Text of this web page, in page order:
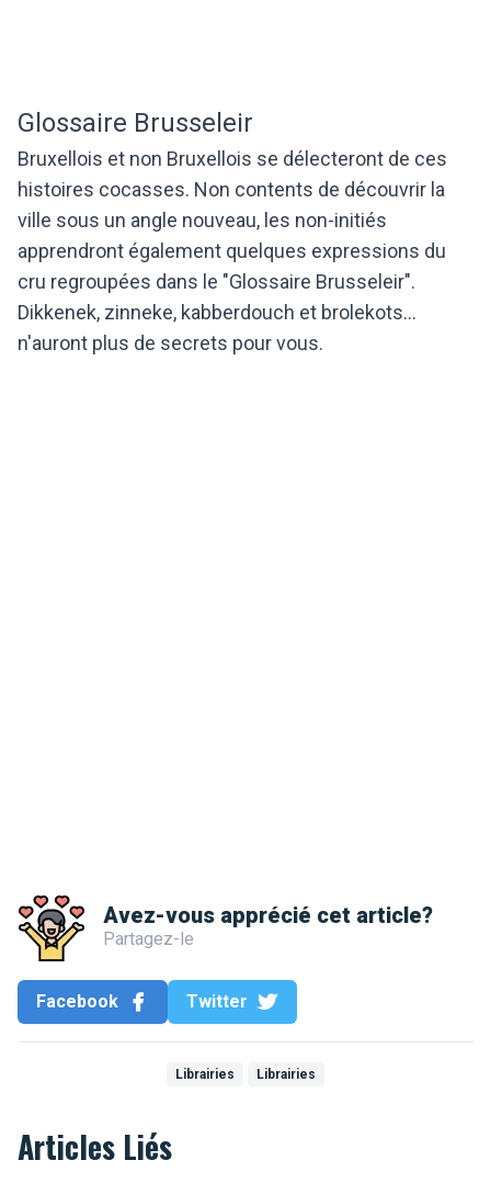
Glossaire Brusseleir
Bruxellois et non Bruxellois se délecteront de ces
histoires cocasses. Non contents de découvrir la
ville sous un angle nouveau, les non-initiés
apprendront également quelques expressions du
cru regroupées dans le "Glossaire Brusseleir".
Dikkenek, zinneke, kabberdouch et brolekots...
n'auront plus de secrets pour vous.
Avez-vous apprécié cet article?
Partagez-le
Facebook Twitter
Librairies Librairies
Articles Liés